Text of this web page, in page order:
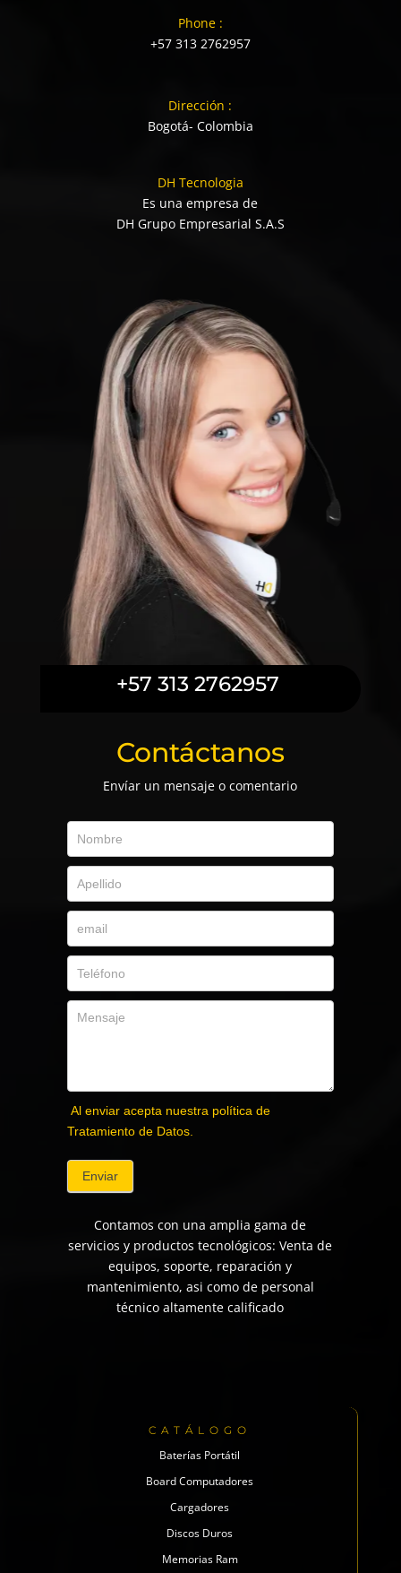
Phone :
+57 313 2762957
Dirección :
Bogotá- Colombia
DH Tecnologia
Es una empresa de
DH Grupo Empresarial S.A.S
+57 313 2762957
Contáctanos
Envíar un mensaje o comentario
Al enviar acepta nuestra política de
Tratamiento de Datos.
Enviar
Contamos con una amplia gama de
servicios y productos tecnológicos: Venta de
equipos, soporte, reparación y
mantenimiento, asi como de personal
técnico altamente calificado
CATÁLOGO
Baterías Portátil
Board Computadores
Cargadores
Discos Duros
Memorias Ram